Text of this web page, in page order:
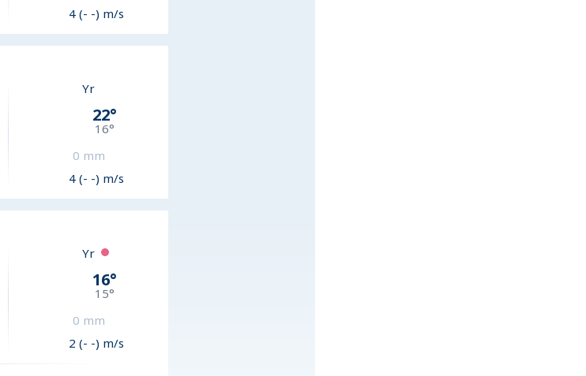
4 (- -) m/s
Yr
22°
16°
0 mm
4 (- -) m/s
Yr
16°
15°
0 mm
2 (- -) m/s